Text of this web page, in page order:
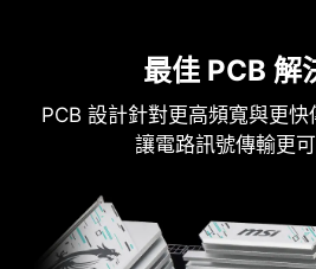
最佳 PCB 解
PCB 設計針對更高頻寬與更快
讓電路訊號傳輸更
強韌耐用：實心針腳設計
性，能夠應對嚴苛的使用
適用於高電流應用。